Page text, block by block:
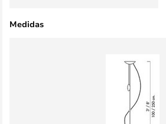
Medidas